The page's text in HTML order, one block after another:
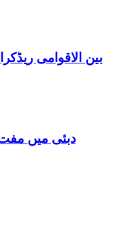
بین الاقوامی
دبئی میں مفت